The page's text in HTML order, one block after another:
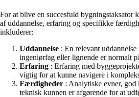
For at blive en succesfuld bygningstaksator
af uddannelse, erfaring og specifikke
inkluderer:
Uddannelse : En relevant
ingeniørfag eller lignende er normalt
Erfaring : Erfaring med
vigtig for at kunne navigere i
Færdigheder : Analytiske evner,
teknisk kunnen er afgørende for at